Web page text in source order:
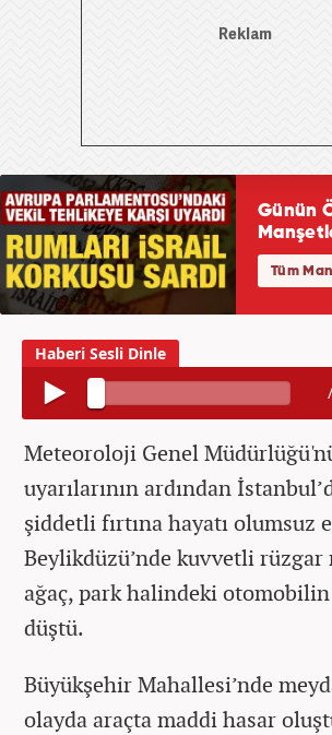
/
Meteoroloji Genel
uyarılarının ardından
şiddetli fırtına hayatı olumsuz
Beylikdüzü’nde kuvvetli
ağaç, park halindeki
düştü.
Büyükşehir Mahallesi’nde
olayda araçta maddi hasar